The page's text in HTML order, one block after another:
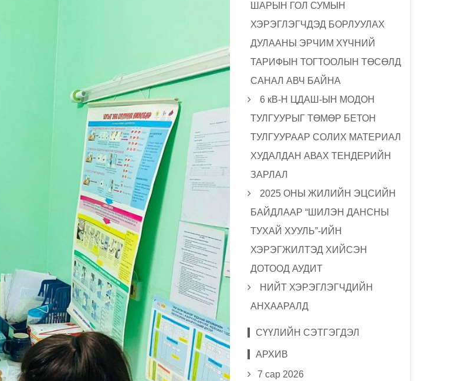
ШАРЫН ГОЛ СУМЫН
ХЭРЭГЛЭГЧДЭД БОРЛУУЛАХ
ДУЛААНЫ ЭРЧИМ ХҮЧНИЙ
ТАРИФЫН ТОГТООЛЫН ТӨСӨЛД
САНАЛ АВЧ БАЙНА
6 кВ-Н ЦДАШ-ЫН МОДОН
ТУЛГУУРЫГ ТӨМӨР БЕТОН
ТУЛГУУРААР СОЛИХ МАТЕРИАЛ
ХУДАЛДАН АВАХ ТЕНДЕРИЙН
ЗАРЛАЛ
2025 ОНЫ ЖИЛИЙН ЭЦСИЙН
БАЙДЛААР “ШИЛЭН ДАНСНЫ
ТУХАЙ ХУУЛЬ”-ИЙН
ХЭРЭГЖИЛТЭД ХИЙСЭН
ДОТООД АУДИТ
НИЙТ ХЭРЭГЛЭГЧДИЙН
АНХААРАЛД
СҮҮЛИЙН СЭТГЭГДЭЛ
АРХИВ
7 сар 2026